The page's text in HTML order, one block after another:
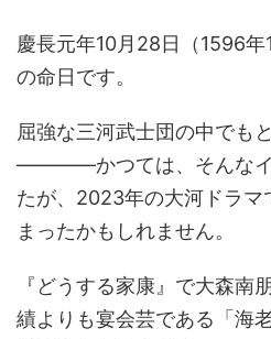
慶長元年10月28日（1596
の命日です。
屈強な三河武士団の中でも
――――かつては、そんなイ
たが、2023年の大河ドラマ
まったかもしれません。
『どうする家康』で大森南
績よりも宴会芸である「海